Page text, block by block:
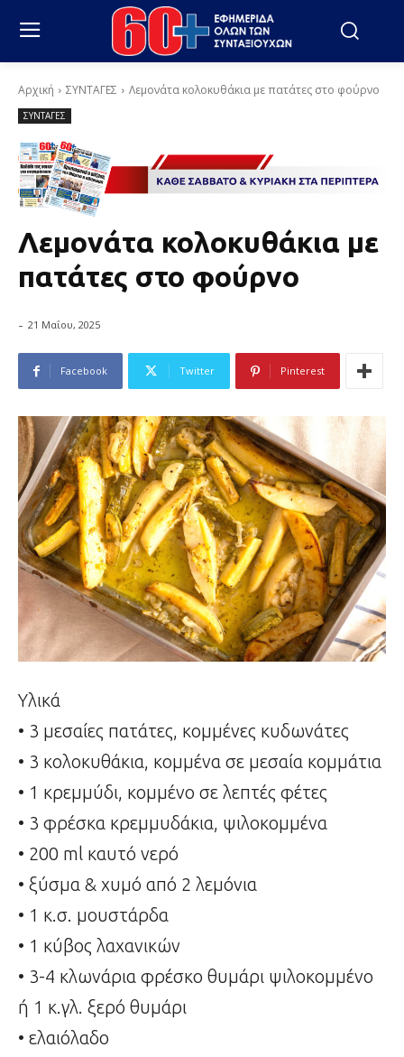
Αρχική ΣΥΝΤΑΓΕΣ Λεμονάτα κολοκυθάκια με πατάτες στο φούρνο
ΣΥΝΤΑΓΕΣ
Λεμονάτα κολοκυθάκια με
πατάτες στο φούρνο
- 21 Μαΐου, 2025
Facebook Twitter Pinterest
Υλικά
• 3 μεσαίες πατάτες, κομμένες κυδωνάτες
• 3 κολοκυθάκια, κομμένα σε μεσαία κομμάτια
• 1 κρεμμύδι, κομμένο σε λεπτές φέτες
• 3 φρέσκα κρεμμυδάκια, ψιλοκομμένα
• 200 ml καυτό νερό
• ξύσμα & χυμό από 2 λεμόνια
• 1 κ.σ. μουστάρδα
• 1 κύβος λαχανικών
• 3-4 κλωνάρια φρέσκο θυμάρι ψιλοκομμένο
ή 1 κ.γλ. ξερό θυμάρι
• ελαιόλαδο